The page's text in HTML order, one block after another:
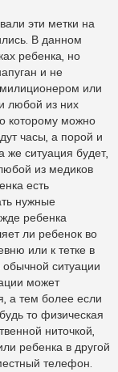
эти метки на
В данном
ребенка, но
и не
или
любой из них
которому можно
часы, а порой и
ситуация будет,
из медиков
есть
нужные
ребенка
ли ребенок во
или к тетке в
ситуации
может
а тем более если
то физическая
ниточкой,
ребенка в другой
телефон.